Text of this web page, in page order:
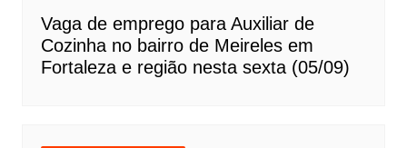
Vaga de emprego para Auxiliar de
Cozinha no bairro de Meireles em
Fortaleza e região nesta sexta (05/09)